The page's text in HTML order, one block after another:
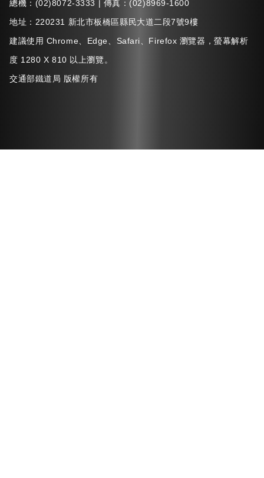
總機：(02)8072-3333 | 傳真：(02)8969-1600
地址：220231 新北市板橋區縣民大道二段7號9樓
建議使用 Chrome、Edge、Safari、Firefox 瀏覽器，螢幕解析
度 1280 X 810 以上瀏覽。
交通部鐵道局 版權所有